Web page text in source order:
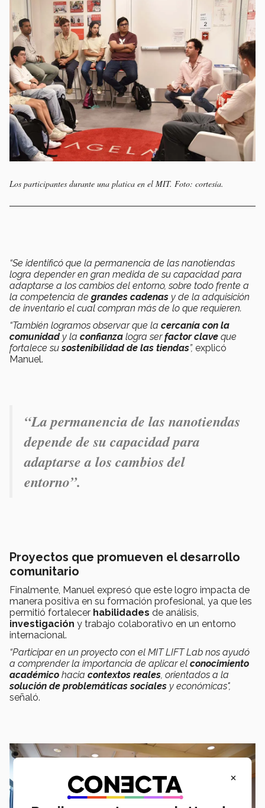
Los participantes durante una platica en el MIT. Foto: cortesía.
“Se identificó que la permanencia de las nanotiendas
logra depender en gran medida de su capacidad para
adaptarse a los cambios del entorno, sobre todo frente a
la competencia de grandes cadenas y de la adquisición
de inventario el cual compran más de lo que requieren.
“También logramos observar que la cercanía con la
comunidady la confianza logra serfactor clave que
fortalece susostenibilidad de las tiendas”, explicó
Manuel.
“La permanencia de las nanotiendas
depende de su capacidad para
adaptarse a los cambios del
entorno”.
Proyectos que promueven el desarrollo
comunitario
Finalmente, Manuel expresó que este logro impacta de
manera positiva en su formación profesional, ya que les
permitió fortalecer habilidades de análisis,
investigación y trabajo colaborativo en un entorno
internacional.
“Participar en un proyecto con el MIT LIFT Lab nos ayudó
a comprender la importancia de aplicar el conocimiento
académico hacia contextos reales, orientados a la
solución de problemáticas sociales y económicas",
señaló.
×